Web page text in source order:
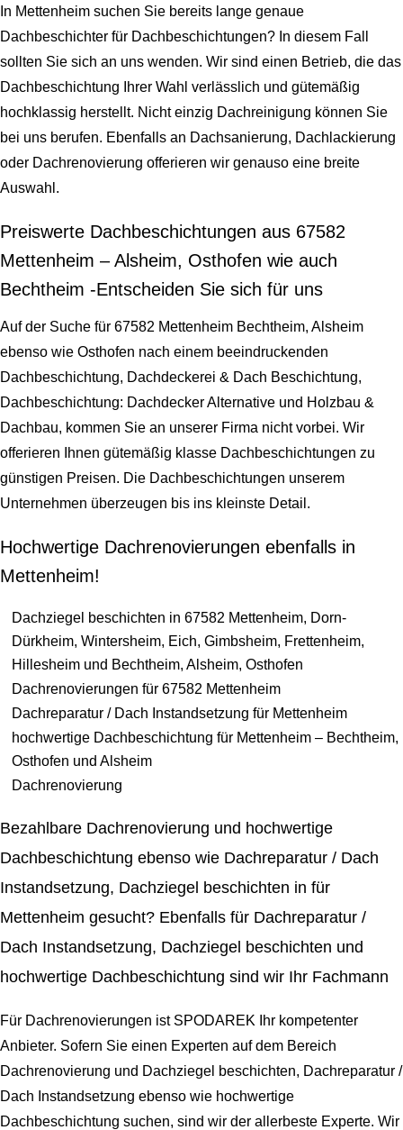
In Mettenheim suchen Sie bereits lange genaue
Dachbeschichter für Dachbeschichtungen? In diesem Fall
sollten Sie sich an uns wenden. Wir sind einen Betrieb, die das
Dachbeschichtung Ihrer Wahl verlässlich und gütemäßig
hochklassig herstellt. Nicht einzig Dachreinigung können Sie
bei uns berufen. Ebenfalls an Dachsanierung, Dachlackierung
oder Dachrenovierung offerieren wir genauso eine breite
Auswahl.
Preiswerte Dachbeschichtungen aus 67582
Mettenheim – Alsheim, Osthofen wie auch
Bechtheim -Entscheiden Sie sich für uns
Auf der Suche für 67582 Mettenheim Bechtheim, Alsheim
ebenso wie Osthofen nach einem beeindruckenden
Dachbeschichtung, Dachdeckerei & Dach Beschichtung,
Dachbeschichtung: Dachdecker Alternative und Holzbau &
Dachbau, kommen Sie an unserer Firma nicht vorbei. Wir
offerieren Ihnen gütemäßig klasse Dachbeschichtungen zu
günstigen Preisen. Die Dachbeschichtungen unserem
Unternehmen überzeugen bis ins kleinste Detail.
Hochwertige Dachrenovierungen ebenfalls in
Mettenheim!
Dachziegel beschichten in 67582 Mettenheim, Dorn-
Dürkheim, Wintersheim, Eich, Gimbsheim, Frettenheim,
Hillesheim und Bechtheim, Alsheim, Osthofen
Dachrenovierungen für 67582 Mettenheim
Dachreparatur / Dach Instandsetzung für Mettenheim
hochwertige Dachbeschichtung für Mettenheim – Bechtheim,
Osthofen und Alsheim
Dachrenovierung
Bezahlbare Dachrenovierung und hochwertige
Dachbeschichtung ebenso wie Dachreparatur / Dach
Instandsetzung, Dachziegel beschichten in für
Mettenheim gesucht? Ebenfalls für Dachreparatur /
Dach Instandsetzung, Dachziegel beschichten und
hochwertige Dachbeschichtung sind wir Ihr Fachmann
Für Dachrenovierungen ist SPODAREK Ihr kompetenter
Anbieter. Sofern Sie einen Experten auf dem Bereich
Dachrenovierung und Dachziegel beschichten, Dachreparatur /
Dach Instandsetzung ebenso wie hochwertige
Dachbeschichtung suchen, sind wir der allerbeste Experte. Wir